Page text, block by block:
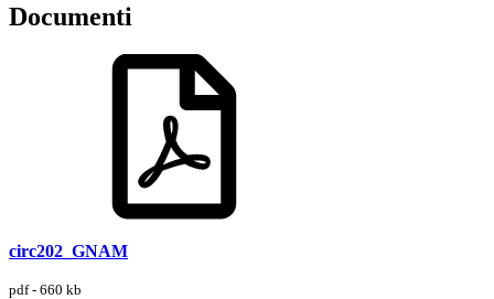
Documenti
circ202_GNAM
pdf - 660 kb